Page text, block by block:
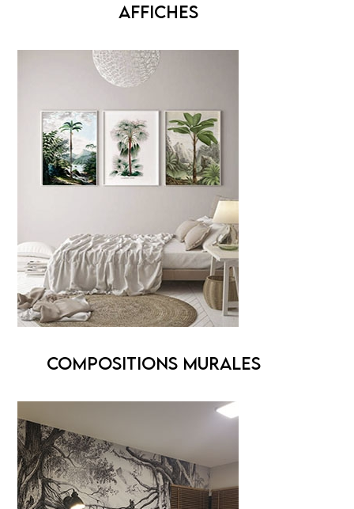
AFFICHES
COMPOSITIONS MURALES